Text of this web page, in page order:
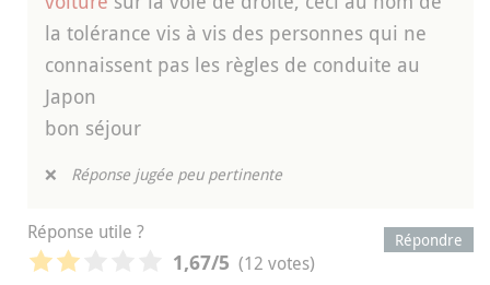
la tolérance vis à vis des personnes qui ne
connaissent pas les règles de conduite au
Japon
bon séjour
❌ Réponse jugée peu pertinente
Répondre
Réponse utile ?
1,67/5 (12 votes)